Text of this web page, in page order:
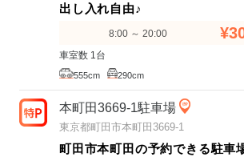
出し入れ自由♪
8:00 ～ 20:00
車室数 1台
555cm 290cm
本町田3669-1駐車場
東京都町田市本町田3669-1
町田市本町田の予約できる駐車